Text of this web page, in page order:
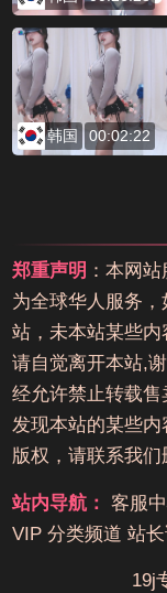
韩国 00:02:22
郑重声明 ：本网
为全球华人服务
站，未本站某些
请自觉离开本站,
经允许禁止转载
发现本站的某些
版权，请联系我们
站内导航： 客服
VIP 分类频道 站
19j